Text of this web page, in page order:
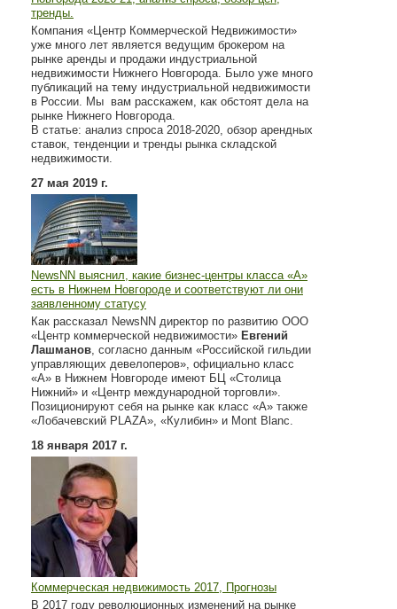
тренды.
Компания «Центр Коммерческой Недвижимости»
уже много лет является ведущим брокером на
рынке аренды и продажи индустриальной
недвижимости Нижнего Новгорода. Было уже много
публикаций на тему индустриальной недвижимости
в России. Мы вам расскажем, как обстоят дела на
рынке Нижнего Новгорода.
В статье: анализ спроса 2018-2020, обзор арендных
ставок, тенденции и тренды рынка складской
недвижимости.
27 мая 2019 г.
NewsNN выяснил, какие бизнес-центры класса «А»
есть в Нижнем Новгороде и соответствуют ли они
заявленному статусу
Как рассказал NewsNN директор по развитию ООО
«Центр коммерческой недвижимости» Евгений
Лашманов, согласно данным «Российской гильдии
управляющих девелоперов», официально класс
«А» в Нижнем Новгороде имеют БЦ «Столица
Нижний» и «Центр международной торговли».
Позиционируют себя на рынке как класс «А» также
«Лобачевский PLAZA», «Кулибин» и Mont Blanc.
18 января 2017 г.
Коммерческая недвижимость 2017, Прогнозы
В 2017 году революционных изменений на рынке